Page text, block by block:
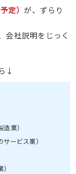
定） が、ずらり
会社説明をじっく
↓
業）
サービス業）